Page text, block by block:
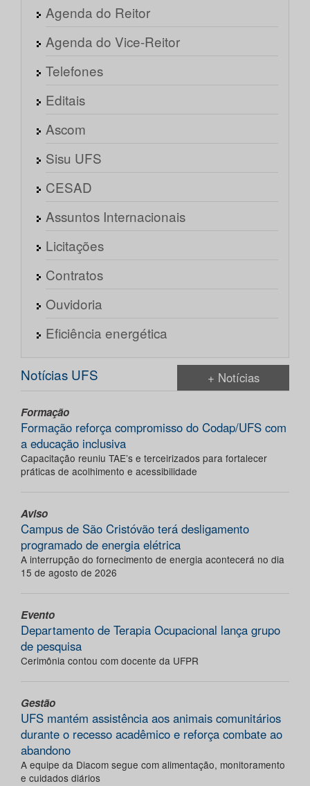
Agenda do Reitor
Agenda do Vice-Reitor
Telefones
Editais
Ascom
Sisu UFS
CESAD
Assuntos Internacionais
Licitações
Contratos
Ouvidoria
Eficiência energética
Notícias UFS + Notícias
Formação
Formação reforça compromisso do Codap/UFS com
a educação inclusiva
Capacitação reuniu TAE’s e terceirizados para fortalecer
práticas de acolhimento e acessibilidade
Aviso
Campus de São Cristóvão terá desligamento
programado de energia elétrica
A interrupção do fornecimento de energia acontecerá no dia
15 de agosto de 2026
Evento
Departamento de Terapia Ocupacional lança grupo
de pesquisa
Cerimônia contou com docente da UFPR
Gestão
UFS mantém assistência aos animais comunitários
durante o recesso acadêmico e reforça combate ao
abandono
A equipe da Diacom segue com alimentação, monitoramento
e cuidados diários